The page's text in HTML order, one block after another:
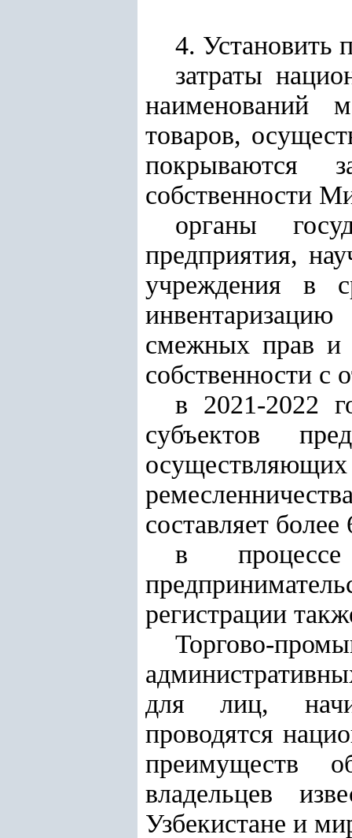
4. Установить
затраты
наименований
товаров,
собственности
органы
предприятия,
учреждения в
смежных прав и
собственности с
в 2021-2022
субъектов
составляет
в процессе
регистрации
Торгово-
для лиц,
проводятся
преимуществ
владельцев
Узбекистане и